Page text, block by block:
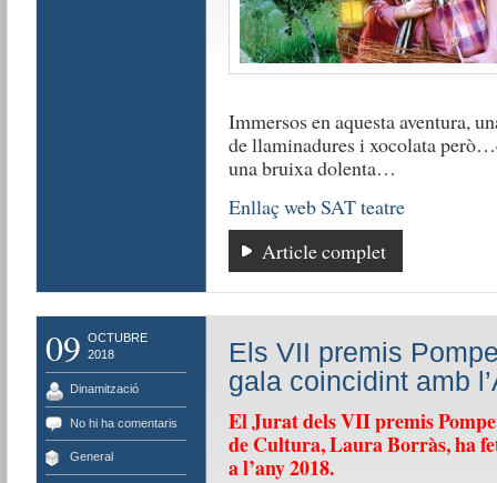
Immersos en aquesta aventura,
de llaminadures i xocolata
una bruixa dolenta…
Enllaç web SAT teatre
Article complet
09 OCTUBRE
2018
Dinamització
No hi ha comentaris
General
Els VII premis
gala coincidint amb
El Jurat dels VII premis
de Cultura, Laura Borràs, ha
a l’any 2018.